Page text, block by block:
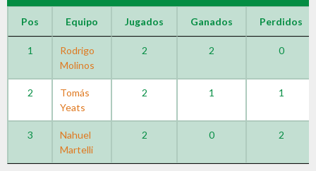
Pos Equipo Jugados Ganados Perdidos
1
Rodrigo
Molinos
2 2 0
2
Tomás
Yeats
2 1 1
3
Nahuel
Martelli
2 0 2